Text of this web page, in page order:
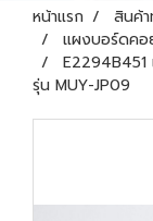
หน้าแรก สินค้
แผงบอร์ดคอ
รุ่น MUY-JP09